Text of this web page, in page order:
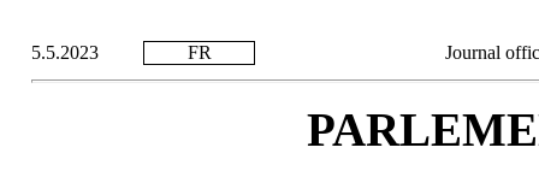
5.5.2023 FR Journal